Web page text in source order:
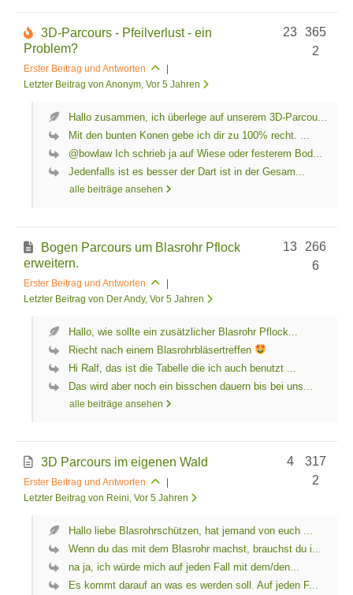
3D-Parcours - Pfeilverlust - ein
Problem?
Erster Beitrag und Antworten
|
Letzter Beitrag von Anonym , Vor 5 Jahren
365
2
23
Hallo zusammen, ich überlege auf unserem 3D-Parcou...
Mit den bunten Konen gebe ich dir zu 100% recht. ...
@bowlaw Ich schrieb ja auf Wiese oder festerem Bod...
Jedenfalls ist es besser der Dart ist in der Gesam...
alle beiträge ansehen
Bogen Parcours um Blasrohr Pflock
erweitern.
Erster Beitrag und Antworten
|
Letzter Beitrag von Der Andy, Vor 5 Jahren
266
6
13
Hallo, wie sollte ein zusätzlicher Blasrohr Pflock...
Riecht nach einem Blasrohrbläsertreffen
Hi Ralf, das ist die Tabelle die ich auch benutzt ...
Das wird aber noch ein bisschen dauern bis bei uns...
alle beiträge ansehen
3D Parcours im eigenen Wald
Erster Beitrag und Antworten
|
Letzter Beitrag von Reini , Vor 5 Jahren
317
2
4
Hallo liebe Blasrohrschützen, hat jemand von euch ...
Wenn du das mit dem Blasrohr machst, brauchst du i...
na ja, ich würde mich auf jeden Fall mit dem/den...
Es kommt darauf an was es werden soll. Auf jeden F...